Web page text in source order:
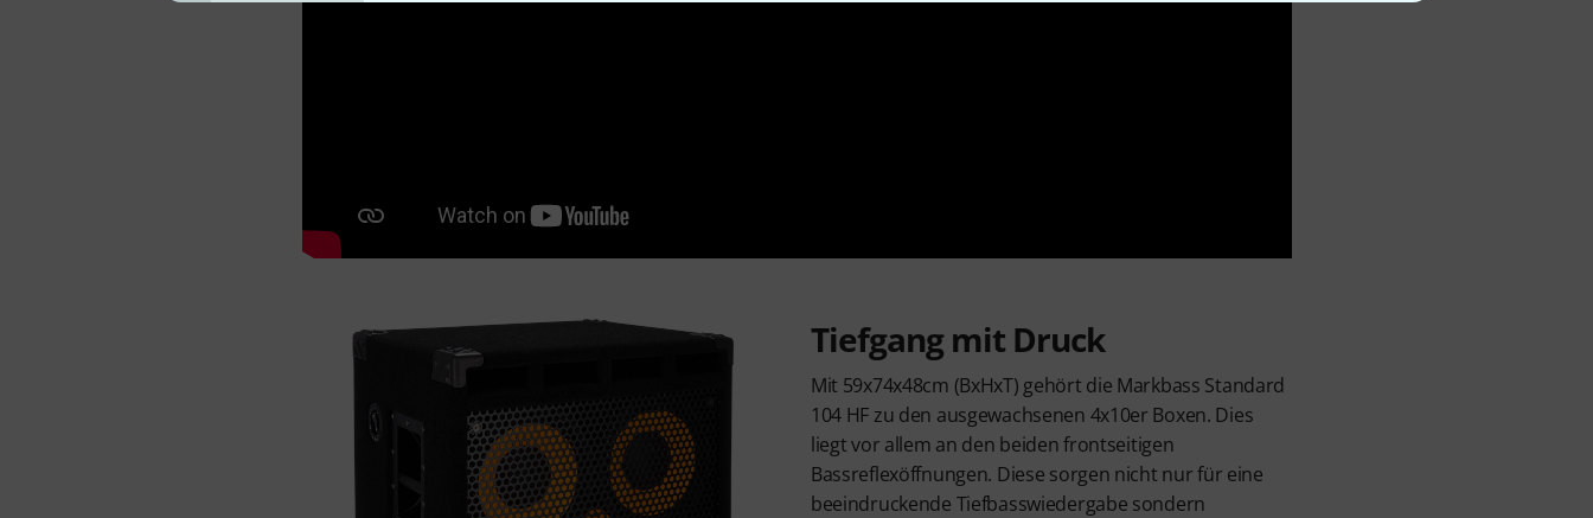
Tiefgang mit Druck
Mit 59x74x48cm (BxHxT) gehört die Markbass Standard
104 HF zu den ausgewachsenen 4x10er Boxen. Dies
liegt vor allem an den beiden frontseitigen
Bassreflexöffnungen. Diese sorgen nicht nur für eine
beeindruckende Tiefbasswiedergabe sondern